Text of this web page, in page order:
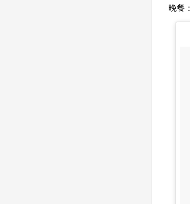
晚餐：